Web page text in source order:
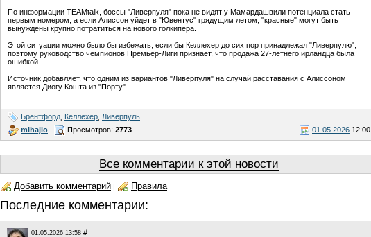
По информации TEAMtalk, боссы "Ливерпуля" пока не видят у Мамардашвили потенциала стать
первым номером, а если Алиссон уйдет в "Ювентус" грядущим летом, "красные" могут быть
вынуждены крупно потратиться на нового голкипера.
Этой ситуации можно было бы избежать, если бы Келлехер до сих пор принадлежал "Ливерпулю",
поэтому руководство чемпионов Премьер-Лиги признает, что продажа 27-летнего ирландца была
ошибкой.
Источник добавляет, что одним из вариантов "Ливерпуля" на случай расставания с Алиссоном
является Диогу Кошта из "Порту".
Брентфорд Келлехер Ливерпуль
mihajlo
01.05.2026 12:00
Просмотров: 2773
Все комментарии к этой новости
Добавить комментарий | Правила
Последние комментарии:
01.05.2026 13:58 #